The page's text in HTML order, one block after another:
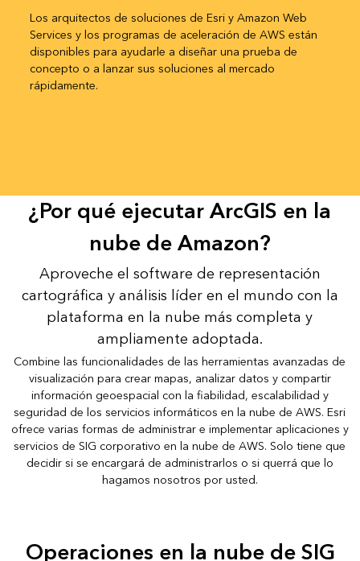
Los arquitectos de soluciones de Esri y Amazon Web
Services y los programas de aceleración de AWS están
disponibles para ayudarle a diseñar una prueba de
concepto o a lanzar sus soluciones al mercado
rápidamente.
¿Por qué ejecutar ArcGIS en la
nube de Amazon?
Aproveche el software de representación
cartográfica y análisis líder en el mundo con la
plataforma en la nube más completa y
ampliamente adoptada.
Combine las funcionalidades de las herramientas avanzadas de
visualización para crear mapas, analizar datos y compartir
información geoespacial con la fiabilidad, escalabilidad y
seguridad de los servicios informáticos en la nube de AWS. Esri
ofrece varias formas de administrar e implementar aplicaciones y
servicios de SIG corporativo en la nube de AWS. Solo tiene que
decidir si se encargará de administrarlos o si querrá que lo
hagamos nosotros por usted.
Operaciones en la nube de SIG